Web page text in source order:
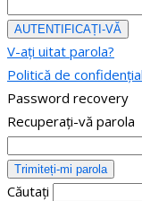
V-ați uitat parola?
Politică de
Password recovery
Recuperați-vă parola
Căutați